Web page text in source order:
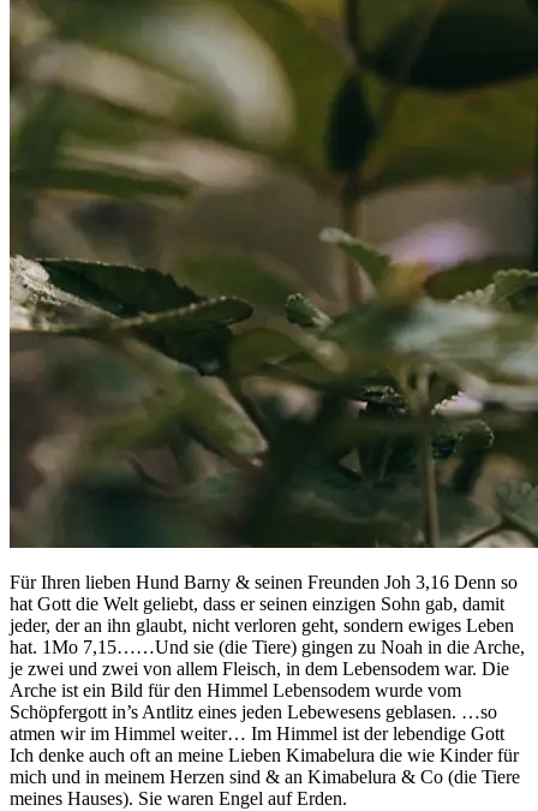
Für Ihren lieben Hund Barny & seinen Freunden Joh 3,16 Denn so
hat Gott die Welt geliebt, dass er seinen einzigen Sohn gab, damit
jeder, der an ihn glaubt, nicht verloren geht, sondern ewiges Leben
hat. 1Mo 7,15……Und sie (die Tiere) gingen zu Noah in die Arche,
je zwei und zwei von allem Fleisch, in dem Lebensodem war. Die
Arche ist ein Bild für den Himmel Lebensodem wurde vom
Schöpfergott in’s Antlitz eines jeden Lebewesens geblasen. …so
atmen wir im Himmel weiter… Im Himmel ist der lebendige Gott
Ich denke auch oft an meine Lieben Kimabelura die wie Kinder für
mich und in meinem Herzen sind & an Kimabelura & Co (die Tiere
meines Hauses). Sie waren Engel auf Erden.